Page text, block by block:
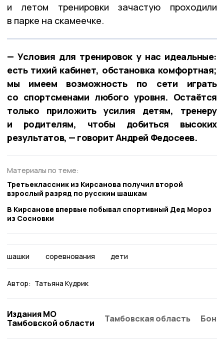
и летом тренировки зачастую проходили
в парке на скамеечке.
— Условия для тренировок у нас идеальные:
есть тихий кабинет, обстановка комфортная;
мы имеем возможность по сети играть
со спортсменами любого уровня. Остаётся
только приложить усилия детям, тренеру
и родителям, чтобы добиться высоких
результатов, — говорит Андрей Федосеев.
Материалы по теме:
Третьеклассник из Кирсанова получил второй
взрослый разряд по русским шашкам
В Кирсанове впервые побывал спортивный Дед Мороз
из Сосновки
шашки соревнования дети
Автор: Татьяна Кудрик
Издания МО
Тамбовской области
Тамбовская область